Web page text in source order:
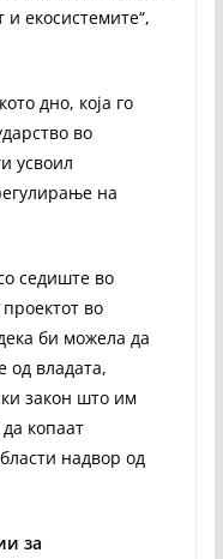
и екосистемите“,
дно, која го
во
усвоил
на
седиште во
во
би можела да
од владата,
закон што им
копаат
надвор од
за